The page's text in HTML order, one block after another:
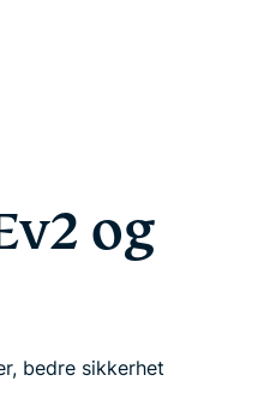
og
bedre sikkerhet